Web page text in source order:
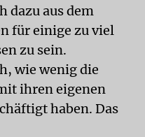
dazu aus dem
für einige zu viel
zu sein.
wie wenig die
ihren eigenen
haben. Das